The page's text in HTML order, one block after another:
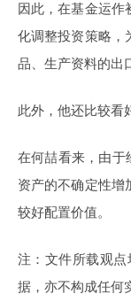
因此，在基金运作
化调整投资策略，
品、生产资料的出
此外，他还比较看
在何喆看来，由于
资产的不确定性增
较好配置价值。
注：文件所载观
据，亦不构成任何